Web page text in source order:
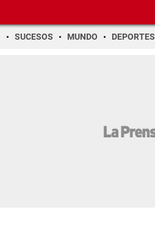
SUCESOS MUNDO DEPORTES